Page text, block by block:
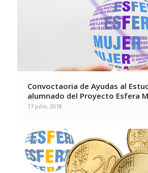
Convoctaoria de Ayudas al
alumnado del Proyecto Esfera
17 julio, 2018